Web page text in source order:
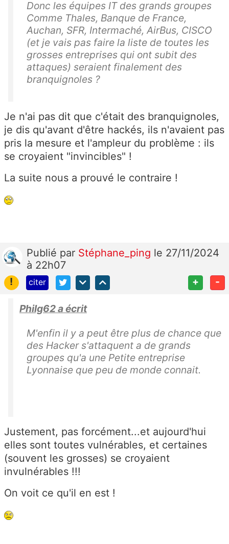
Donc les équipes IT des grands groupes
Comme Thales, Banque de France,
Auchan, SFR, Intermaché, AirBus, CISCO
(et je vais pas faire la liste de toutes les
grosses entreprises qui ont subit des
attaques) seraient finalement des
branquignoles ?
Je n'ai pas dit que c'était des branquignoles,
je dis qu'avant d'être hackés, ils n'avaient pas
pris la mesure et l'ampleur du problème : ils
se croyaient "invincibles" !
La suite nous a prouvé le contraire !
Publié par Stéphane_ping le 27/11/2024
à 22h07
!
citer + -
Philg62 a écrit
M'enfin il y a peut être plus de chance que
des Hacker s'attaquent a de grands
groupes qu'a une Petite entreprise
Lyonnaise que peu de monde connait.
Justement, pas forcément...et aujourd'hui
elles sont toutes vulnérables, et certaines
(souvent les grosses) se croyaient
invulnérables !!!
On voit ce qu'il en est !